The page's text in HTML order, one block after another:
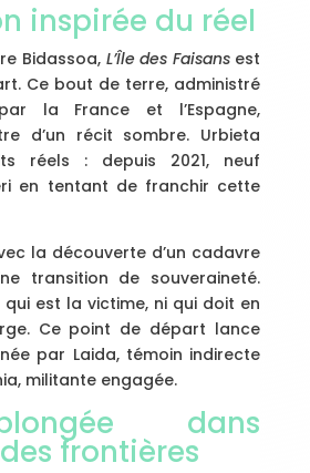
inspirée du réel
Bidassoa, L’Île des Faisansest
Ce bout de terre, administré
la France et l’Espagne,
d’un récit sombre. Urbieta
réels : depuis 2021, neuf
en tentant de franchir cette
la découverte d’un cadavre
transition de souveraineté.
qui est la victime, ni qui doit en
Ce point de départ lance
par Laida, témoin indirecte
militante engagée.
dans
frontières